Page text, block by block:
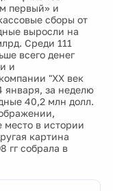
первый» и
сборы от
выросли на
Среди 111
всего денег
и
"XX век
января, за неделю
40,2 млн долл.
место в истории
картина
гг собрала в